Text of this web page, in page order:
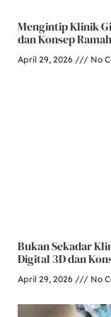
Mengintip Klinik
dan Konsep
April 29, 2026 No
Bukan Sekadar
Digital 3D dan
April 29, 2026 No